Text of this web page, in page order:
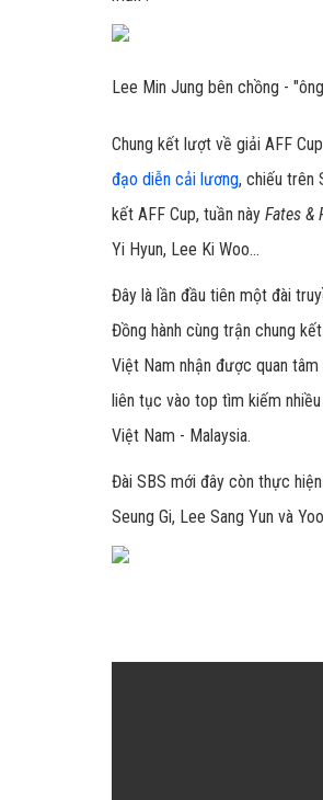
Lee Min Jung bên chồng -
Chung kết lượt về giải AFF
đạo diễn cải lương, chiếu trên
kết AFF Cup, tuần này Fates &
Yi Hyun, Lee Ki Woo...
Đây là lần đầu tiên một đài
Đồng hành cùng trận chung
Việt Nam nhận được quan
liên tục vào top tìm kiếm
Việt Nam - Malaysia.
Đài SBS mới đây còn thực
Seung Gi, Lee Sang Yun và